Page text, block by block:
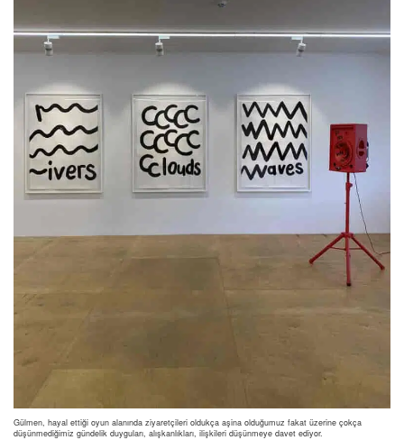
Gülmen, hayal ettiği oyun alanında ziyaretçileri oldukça aşina olduğumuz fakat üzerine çokça
düşünmediğimiz gündelik duyguları, alışkanlıkları, ilişkileri düşünmeye davet ediyor.